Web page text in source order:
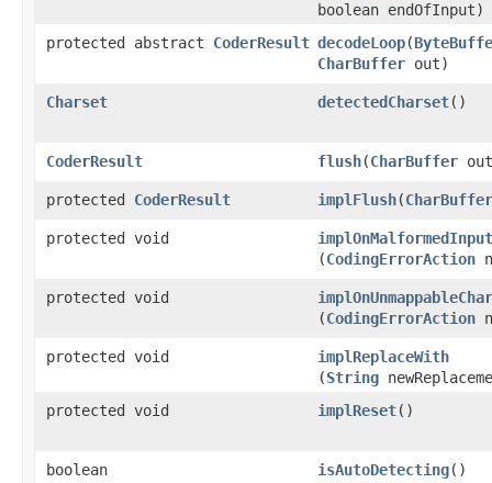
boolean endOfInput)
protected abstract CoderResult decodeLoop​(
CharBuffer out)
Charset detectedCharset​()
CoderResult flush​(CharBuffer
protected CoderResult implFlush​(CharBuffer
protected void
implOnMalformedInput
(CodingErrorAction
protected void
(CodingErrorAction
protected void implReplaceWith
(String
protected void
implReset​()
boolean isAutoDetecting​()